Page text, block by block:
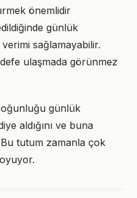
önemlidir
günlük
sağlamayabilir.
ulaşmada görünmez
günlük
aldığını ve buna
Bu tutum zamanla çok